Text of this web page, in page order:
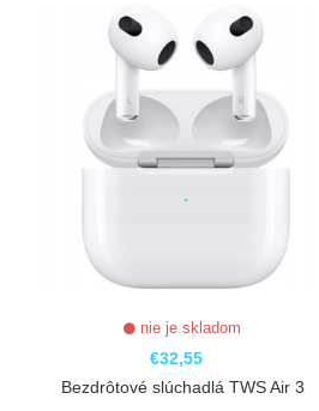
nie je skladom
€32,55
Bezdrôtové slúchadlá TWS Air 3